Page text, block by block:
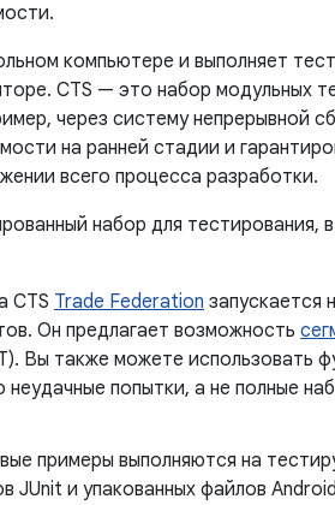
компьютере и выполняет
CTS — это набор модульных
через систему непрерывной
на ранней стадии и
всего процесса разработки.
набор для тестирования,
CTS Trade Federation запускается
Он предлагает возможность
Вы также можете использовать
неудачные попытки, а не полные
примеры выполняются на
JUnit и упакованных файлов